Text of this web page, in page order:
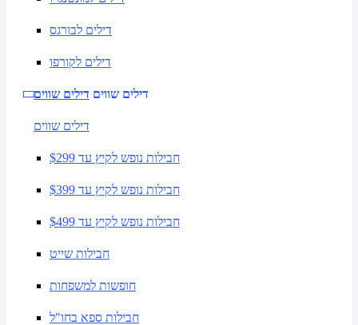
דילים לבורגס
דילים לקורפו
דילים שווים דילים שווים
דילים שווים
חבילות נופש לקיץ עד $299
חבילות נופש לקיץ עד $399
חבילות נופש לקיץ עד $499
חבילות שייט
חופשות למשפחות
חבילות ספא בחו"ל